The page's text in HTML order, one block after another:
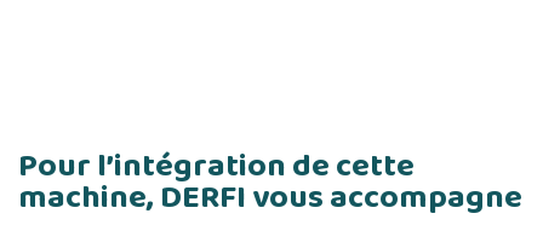
Pour l’intégration de cette
machine, DERFI vous accompagne